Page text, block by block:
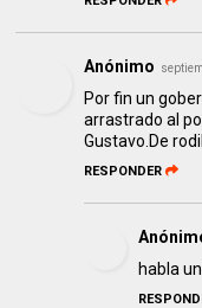
Anónimo
Por fin un
arrastrado al
Gustavo.De
RESPONDER
habla